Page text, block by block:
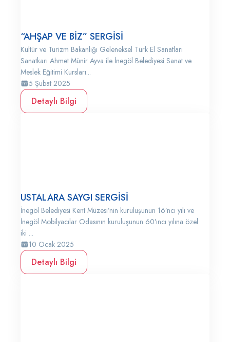
“AHŞAP VE BİZ” SERGİSİ
Kültür ve Turizm Bakanlığı Geleneksel Türk El Sanatları
Sanatkarı Ahmet Münir Ayva ile İnegöl Belediyesi Sanat ve
Meslek Eğitimi Kursları...
5 Şubat 2025
Detaylı Bilgi
USTALARA SAYGI SERGİSİ
İnegöl Belediyesi Kent Müzesi’nin kuruluşunun 16’ncı yılı ve
İnegöl Mobilyacılar Odasının kuruluşunun 60’ıncı yılına özel
iki ...
10 Ocak 2025
Detaylı Bilgi